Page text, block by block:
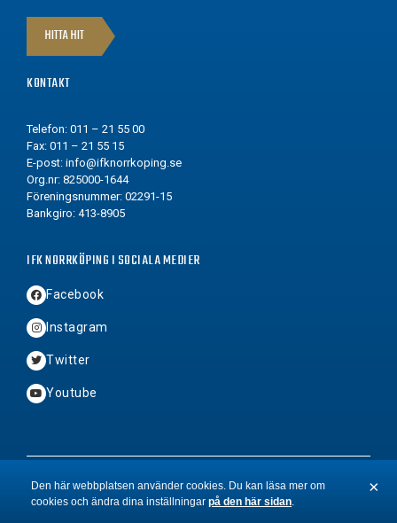
HITTA HIT
KONTAKT
Telefon: 011 – 21 55 00
Fax: 011 – 21 55 15
E-post: info@ifknorrkoping.se
Org.nr: 825000-1644
Föreningsnummer: 02291-15
Bankgiro: 413-8905
IFK NORRKÖPING I SOCIALA MEDIER
Facebook
Instagram
Twitter
Youtube
2026 © Copyright IFK Norrköping FK
& Hamrén
Den här webbplatsen använder cookies. Du kan läsa mer om
cookies och ändra dina inställningar på den här sidan.
×